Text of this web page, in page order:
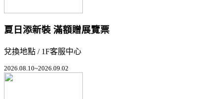
夏日添新裝 滿額贈展覽票
兌換地點 / 1F客服中心
2026.08.10~2026.09.02